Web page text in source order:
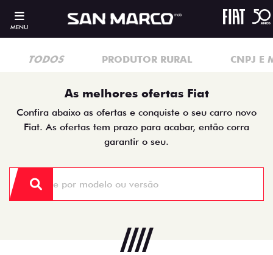
MENU
TODOS PRODUTOR RURAL CNPJ E
As melhores ofertas Fiat
Confira abaixo as ofertas e conquiste o seu carro novo
Fiat. As ofertas tem prazo para acabar, então corra
garantir o seu.